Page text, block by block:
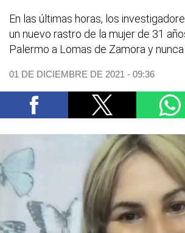
En las últimas horas, los
un nuevo rastro de la mujer de 31
Palermo a Lomas de Zamora y
01 DE DICIEMBRE DE 2021 - 09:36